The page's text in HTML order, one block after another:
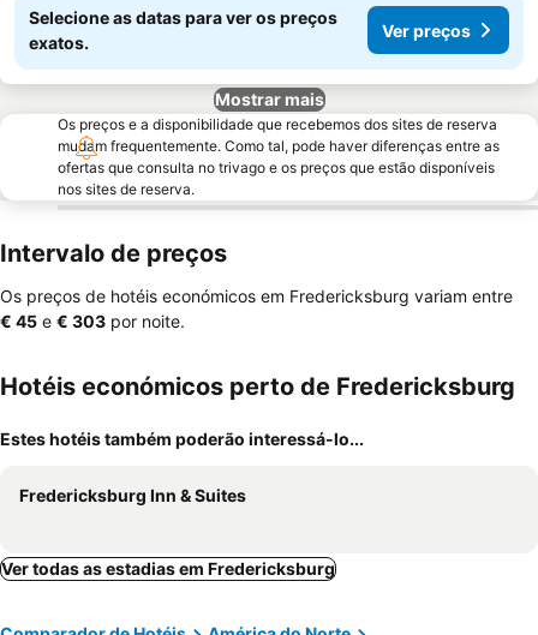
Selecione as datas para ver os preços
exatos.
Ver preços
Mostrar mais
Os preços e a disponibilidade que recebemos dos sites de reserva
mudam frequentemente. Como tal, pode haver diferenças entre as
ofertas que consulta no trivago e os preços que estão disponíveis
nos sites de reserva.
Intervalo de preços
Os preços de hotéis económicos em Fredericksburg variam entre
‎€ 45 e ‎€ 303 por noite.
Hotéis económicos perto de Fredericksburg
Estes hotéis também poderão interessá-lo...
Fredericksburg Inn & Suites
Ver todas as estadias em Fredericksburg